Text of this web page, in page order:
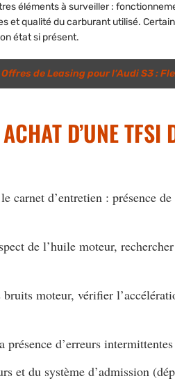
éléments à surveiller :
et qualité du carburant utilisé.
état si présent.
de Leasing pour l’Audi S3 :
D’UNE TFSI
carnet d’entretien : présence
de l’huile moteur,
moteur, vérifier
d’erreurs
et du système d’admission